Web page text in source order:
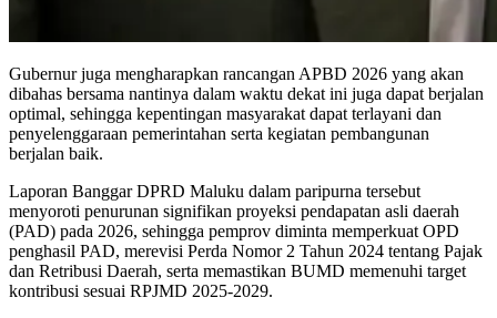
Gubernur juga mengharapkan rancangan APBD 2026 yang akan
dibahas bersama nantinya dalam waktu dekat ini juga dapat berjalan
optimal, sehingga kepentingan masyarakat dapat terlayani dan
penyelenggaraan pemerintahan serta kegiatan pembangunan
berjalan baik.
Laporan Banggar DPRD Maluku dalam paripurna tersebut
menyoroti penurunan signifikan proyeksi pendapatan asli daerah
(PAD) pada 2026, sehingga pemprov diminta memperkuat OPD
penghasil PAD, merevisi Perda Nomor 2 Tahun 2024 tentang Pajak
dan Retribusi Daerah, serta memastikan BUMD memenuhi target
kontribusi sesuai RPJMD 2025-2029.